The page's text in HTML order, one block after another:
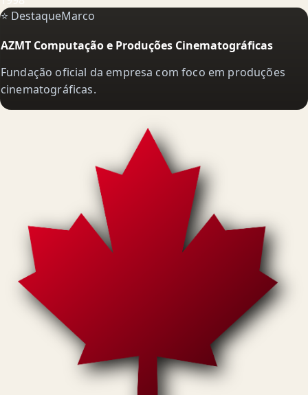
⭐ DestaqueMarco
AZMT Computação e Produções Cinematográficas
Fundação oficial da empresa com foco em produções
cinematográficas.